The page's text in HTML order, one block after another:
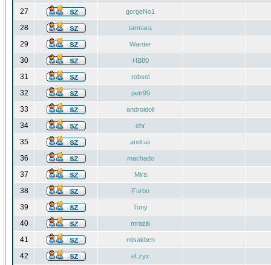
27 gorgeNo1
28 tarmara
29 Warder
30 HB80
31 robsol
32 petr99
33 androidoll
34 ohr
35 andras
36 machado
37 Mira
38 Furbo
39 Tony
40 mrazik
41 misakben
42 eLzyx